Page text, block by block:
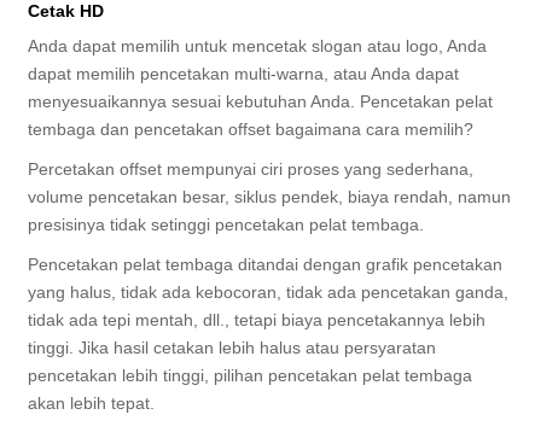
Cetak HD
Anda dapat memilih untuk mencetak slogan atau logo, Anda
dapat memilih pencetakan multi-warna, atau Anda dapat
menyesuaikannya sesuai kebutuhan Anda. Pencetakan pelat
tembaga dan pencetakan offset bagaimana cara memilih?
Percetakan offset mempunyai ciri proses yang sederhana,
volume pencetakan besar, siklus pendek, biaya rendah, namun
presisinya tidak setinggi pencetakan pelat tembaga.
Pencetakan pelat tembaga ditandai dengan grafik pencetakan
yang halus, tidak ada kebocoran, tidak ada pencetakan ganda,
tidak ada tepi mentah, dll., tetapi biaya pencetakannya lebih
tinggi. Jika hasil cetakan lebih halus atau persyaratan
pencetakan lebih tinggi, pilihan pencetakan pelat tembaga
akan lebih tepat.